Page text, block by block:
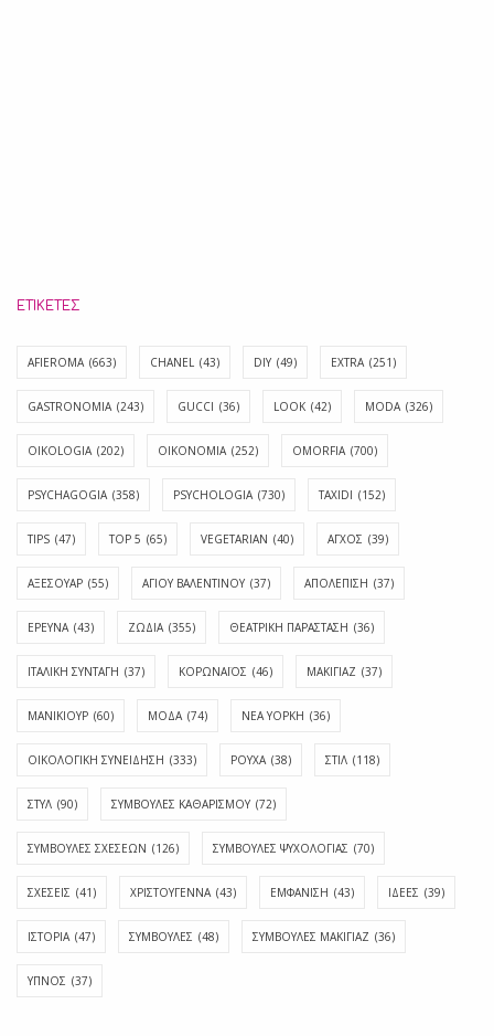
ΕΤΙΚΈΤΕΣ
AFIEROMA (663) CHANEL (43) DIY (49) EXTRA (251)
GASTRONOMIA (243) GUCCI (36) LOOK (42) MODA (326)
OIKOLOGIA (202) OIKONOMIA (252) OMORFIA (700)
PSYCHAGOGIA (358) PSYCHOLOGIA (730) TAXIDI (152)
TIPS (47) TOP 5 (65) VEGETARIAN (40) ΑΓΧΟΣ (39)
ΑΞΕΣΟΥΑΡ (55) ΑΓΊΟΥ ΒΑΛΕΝΤΊΝΟΥ (37) ΑΠΟΛΈΠΙΣΗ (37)
ΕΡΕΥΝΑ (43) ΖΩΔΙΑ (355) ΘΕΑΤΡΙΚΗ ΠΑΡΑΣΤΑΣΗ (36)
ΙΤΑΛΙΚΗ ΣΥΝΤΑΓΗ (37) ΚΟΡΩΝΑΪΟΣ (46) ΜΑΚΙΓΙΑΖ (37)
ΜΑΝΙΚΙΟΥΡ (60) ΜΟΔΑ (74) ΝΕΑ ΥΟΡΚΗ (36)
ΟΙΚΟΛΟΓΙΚΗ ΣΥΝΕΙΔΗΣΗ (333) ΡΟΥΧΑ (38) ΣΤΙΛ (118)
ΣΤΥΛ (90) ΣΥΜΒΟΥΛΕΣ ΚΑΘΑΡΙΣΜΟΥ (72)
ΣΥΜΒΟΥΛΕΣ ΣΧΕΣΕΩΝ (126) ΣΥΜΒΟΥΛΕΣ ΨΥΧΟΛΟΓΙΑΣ (70)
ΣΧΕΣΕΙΣ (41) ΧΡΙΣΤΟΥΓΕΝΝΑ (43) ΕΜΦΆΝΙΣΗ (43) ΙΔΈΕΣ (39)
ΙΣΤΟΡΊΑ (47) ΣΥΜΒΟΥΛΈΣ (48) ΣΥΜΒΟΥΛΈΣ ΜΑΚΙΓΙΆΖ (36)
ΎΠΝΟΣ (37)